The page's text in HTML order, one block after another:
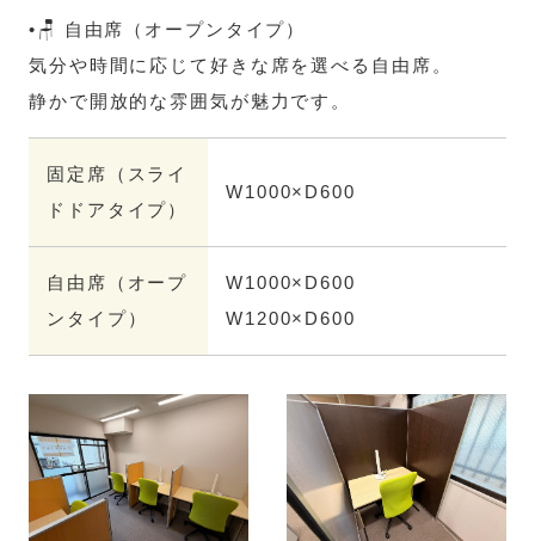
•🪑 自由席（オープンタイプ）
気分や時間に応じて好きな席を選べる自由席。
静かで開放的な雰囲気が魅力です。
固定席（スライ
ドドアタイプ）
W1000×D600
自由席（オープ
ンタイプ）
W1000×D600
W1200×D600